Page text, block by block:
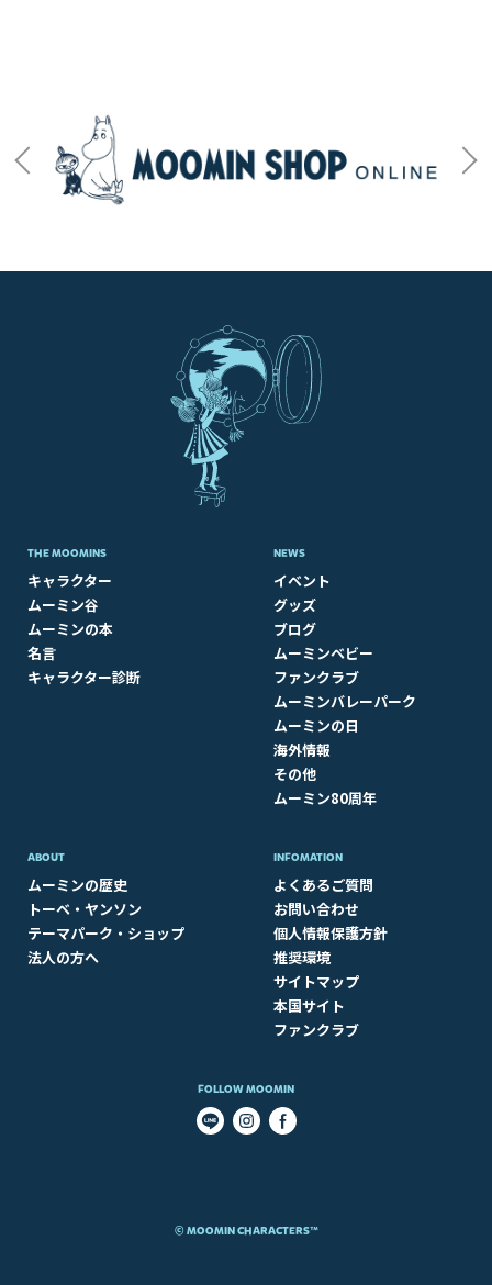
THE MOOMINS
キャラクター
ムーミン谷
ムーミンの本
名言
キャラクター診断
NEWS
イベント
グッズ
ブログ
ムーミンベビー
ファンクラブ
ムーミンバレーパーク
ムーミンの日
海外情報
その他
ムーミン80周年
ABOUT​
ムーミンの歴史
トーベ・ヤンソン
テーマパーク・ショップ
法人の方へ
INFOMATION
よくあるご質問
お問い合わせ
個人情報保護方針
推奨環境
サイトマップ
本国サイト
ファンクラブ
FOLLOW MOOMIN
© MOOMIN CHARACTERS™​